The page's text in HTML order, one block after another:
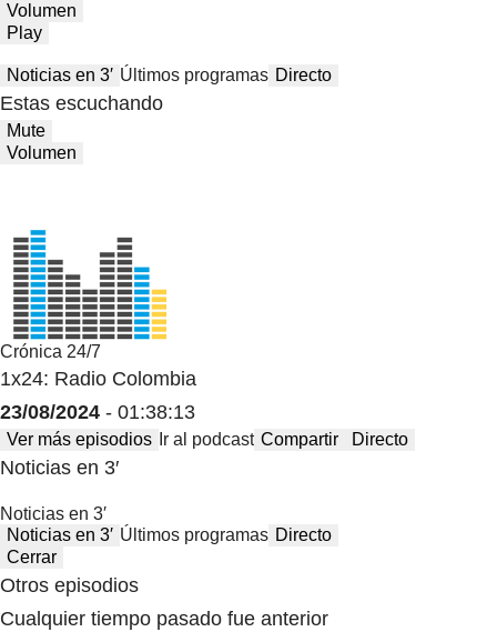
Volumen
Play
Noticias en 3′ Últimos programas Directo
Estas escuchando
Mute
Volumen
Crónica 24/7
1x24: Radio Colombia
23/08/2024 - 01:38:13
Ver más episodios Ir al podcast Compartir Directo
Noticias en 3′
Noticias en 3′
Noticias en 3′ Últimos programas Directo
Cerrar
Otros episodios
Cualquier tiempo pasado fue anterior